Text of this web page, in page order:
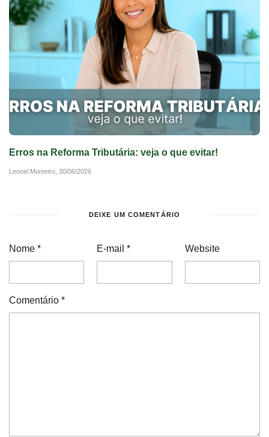
Erros na Reforma Tributária: veja o que evitar!
Leonel Monteiro, 30/06/2026
DEIXE UM COMENTÁRIO
Nome * E-mail* Website
Comentário *